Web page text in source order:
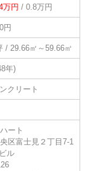
万円 / 0.8万円
円
/ 29.66㎡～59.66㎡
年)
クリート
ート
区富士見２丁目7-1
ル